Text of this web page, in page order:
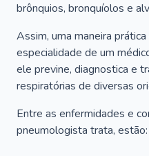
brônquios, bronquíolos e
Assim, uma maneira
especialidade de um
ele previne, diagnostica e
respiratórias de diversas
Entre as enfermidades e
pneumologista trata, estão: